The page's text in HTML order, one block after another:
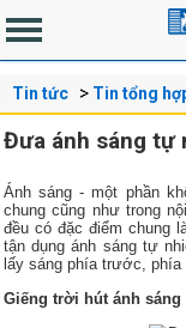
Tin tức Tin tổng
Đưa ánh sáng tự
Ánh sáng - một phần
chung cũng như trong
đều có đặc điểm chung
tận dụng ánh sáng tự
lấy sáng phía trước,
Giếng trời hút ánh sáng